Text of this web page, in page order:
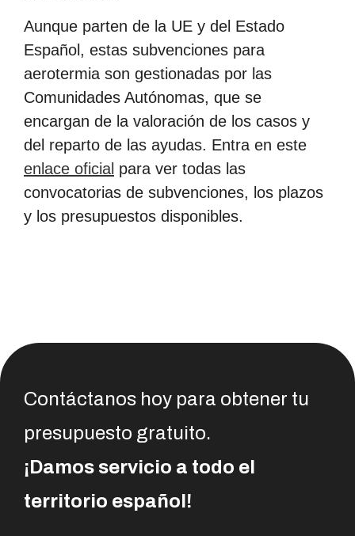
Aunque parten de la UE y del Estado
Español, estas subvenciones para
aerotermia son gestionadas por las
Comunidades Autónomas, que se
encargan de la valoración de los casos y
del reparto de las ayudas. Entra en este
enlace oficial para ver todas las
convocatorias de subvenciones, los plazos
y los presupuestos disponibles.
Contáctanos hoy para obtener tu
presupuesto gratuito.
¡Damos servicio a todo el
territorio español!